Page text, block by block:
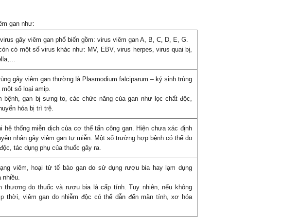
gan như:
gây viêm gan phổ biến gồm: virus viêm gan A, B, C, D, E, G.
có một số virus khác như: MV, EBV, virus herpes, virus quai bị,
gây viêm gan thường là Plasmodium falciparum – ký sinh trùng
số loại amip.
bệnh, gan bị sưng to, các chức năng của gan như lọc chất độc,
hóa bị trì trệ.
hệ thống miễn dịch của cơ thể tấn công gan. Hiện chưa xác định
nhân gây viêm gan tự miễn. Một số trường hợp bệnh có thể do
tác dụng phụ của thuốc gây ra.
viêm, hoại tử tế bào gan do sử dụng rượu bia hay lạm dụng
nhiều.
thương do thuốc và rượu bia là cấp tính. Tuy nhiên, nếu không
thời, viêm gan do nhiễm độc có thể dẫn đến mãn tính, xơ hóa